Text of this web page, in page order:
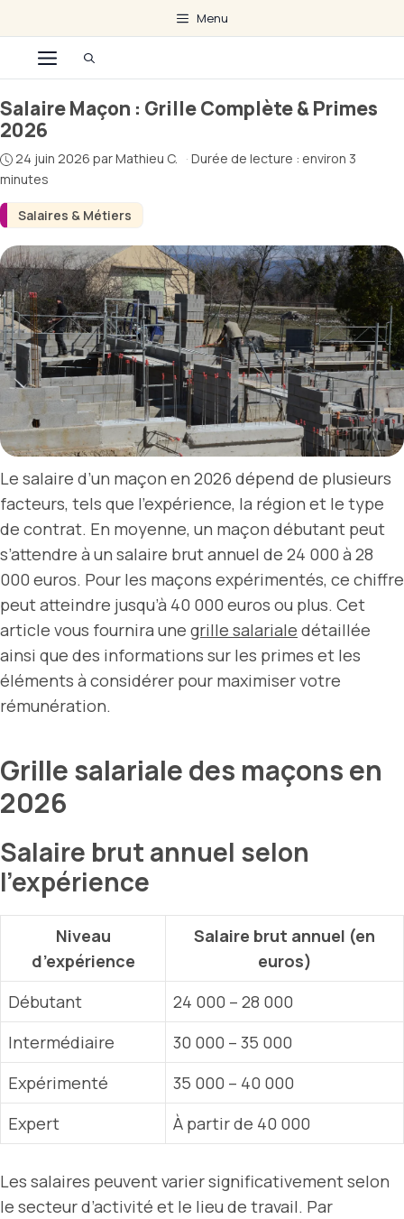
au
contenu
Menu
Menu
Salaires & Métiers
Salaire Maçon : Grille Complète & Primes
2026
24 juin 2026 parMathieu C. · Durée de lecture : environ 3
minutes
Le salaire d’un maçon en 2026 dépend de plusieurs
facteurs, tels que l’expérience, la région et le type
de contrat. En moyenne, un maçon débutant peut
s’attendre à un salaire brut annuel de 24 000 à 28
000 euros. Pour les maçons expérimentés, ce chiffre
peut atteindre jusqu’à 40 000 euros ou plus. Cet
article vous fournira une grille salariale détaillée
ainsi que des informations sur les primes et les
éléments à considérer pour maximiser votre
rémunération.
Grille salariale des maçons en
2026
Salaire brut annuel selon
l’expérience
Niveau
d’expérience
Salaire brut annuel (en
euros)
Débutant
24 000 – 28 000
Intermédiaire
30 000 – 35 000
Expérimenté
35 000 – 40 000
Expert
À partir de 40 000
Les salaires peuvent varier significativement selon
le secteur d’activité et le lieu de travail. Par